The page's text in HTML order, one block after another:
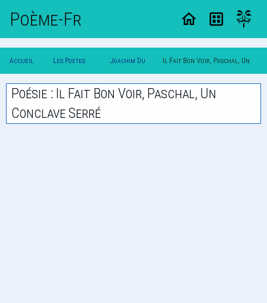
Poème-Fr
Accueil
Poesie
Les Poetes
Classique
Joachim Du
Bellay
Il Fait Bon Voir, Paschal, Un
Conclave Serre
Poésie : Il Fait Bon Voir, Paschal, Un
Conclave Serré